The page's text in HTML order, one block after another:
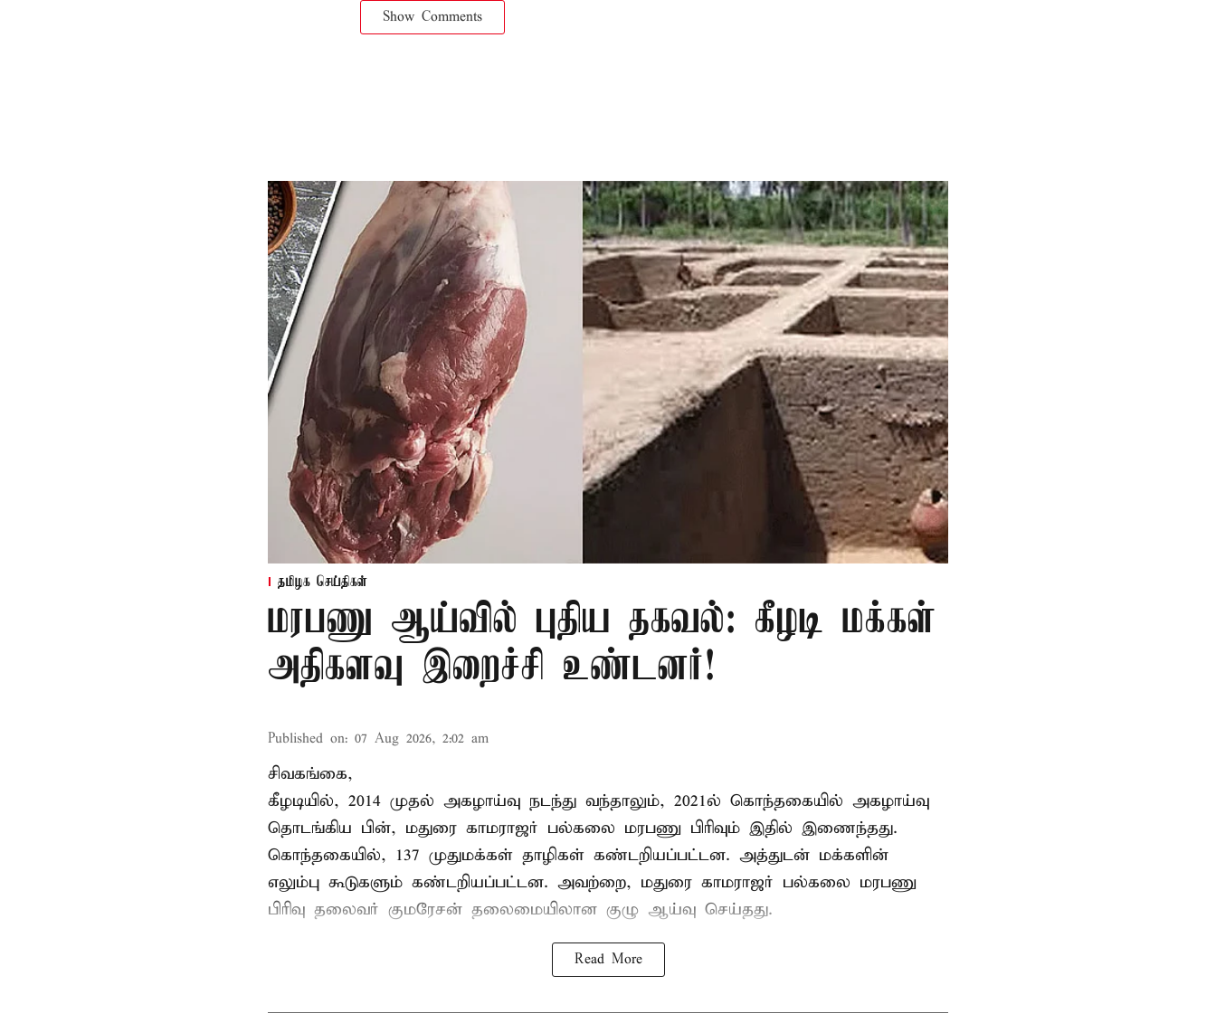
Show Comments
தமிழக செய்திகள்
மரபணு ஆய்வில் புதிய தகவல்: கீழடி மக்கள்
அதிகளவு இறைச்சி உண்டனர்!
Published on: 07 Aug 2026, 2:02 am
சிவகங்கை,
கீழடியில், 2014 முதல் அகழாய்வு நடந்து வந்தாலும், 2021ல் கொந்தகையில் அகழாய்வு
தொடங்கிய பின், மதுரை காமராஜர் பல்கலை மரபணு பிரிவும் இதில் இணைந்தது.
கொந்தகையில், 137 முதுமக்கள் தாழிகள் கண்டறியப்பட்டன. அத்துடன் மக்களின்
எலும்பு கூடுகளும் கண்டறியப்பட்டன. அவற்றை, மதுரை காமராஜர் பல்கலை மரபணு
பிரிவு தலைவர் குமரேசன் தலைமையிலான குழு ஆய்வு செய்தது.
Read More